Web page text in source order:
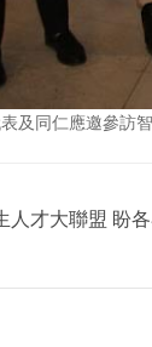
及同仁應邀參訪
人才大聯盟 盼